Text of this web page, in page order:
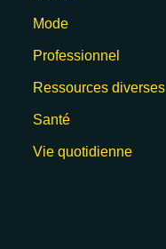
Mode
Professionnel
Ressources diverses
Santé
Vie quotidienne